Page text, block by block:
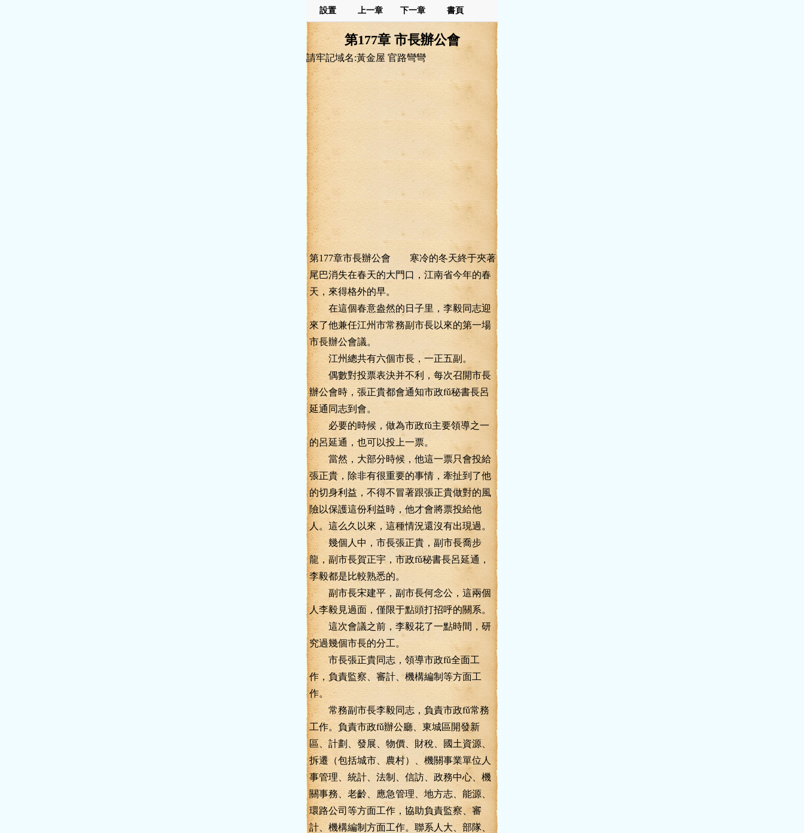
設置 上一章 下一章 書頁
第177章 市長辦公會
請牢記域名:黃金屋 官路彎彎
第177章市長辦公會 寒冷的冬天終于夾著
尾巴消失在春天的大門口，江南省今年的春
天，來得格外的早。
在這個春意盎然的日子里，李毅同志迎
來了他兼任江州市常務副市長以來的第一場
市長辦公會議。
江州總共有六個市長，一正五副。
偶數對投票表決并不利，每次召開市長
辦公會時，張正貴都會通知市政fǔ秘書長呂
延通同志到會。
必要的時候，做為市政fǔ主要領導之一
的呂延通，也可以投上一票。
當然，大部分時候，他這一票只會投給
張正貴，除非有很重要的事情，牽扯到了他
的切身利益，不得不冒著跟張正貴做對的風
險以保護這份利益時，他才會將票投給他
人。這么久以來，這種情況還沒有出現過。
幾個人中，市長張正貴，副市長喬步
龍，副市長賀正宇，市政fǔ秘書長呂延通，
李毅都是比較熟悉的。
副市長宋建平，副市長何念公，這兩個
人李毅見過面，僅限于點頭打招呼的關系。
這次會議之前，李毅花了一點時間，研
究過幾個市長的分工。
市長張正貴同志，領導市政fǔ全面工
作，負責監察、審計、機構編制等方面工
作。
常務副市長李毅同志，負責市政fǔ常務
工作。負責市政fǔ辦公廳、東城區開發新
區、計劃、發展、物價、財稅、國土資源、
拆遷（包括城市、農村）、機關事業單位人
事管理、統計、法制、信訪、政務中心、機
關事務、老齡、應急管理、地方志、能源、
環路公司等方面工作，協助負責監察、審
計、機構編制方面工作。聯系人大、部隊、